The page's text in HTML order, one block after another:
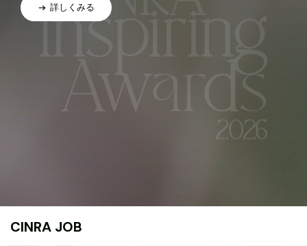
詳しくみる
CINRA JOB